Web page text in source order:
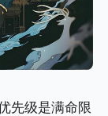
先级是满命限